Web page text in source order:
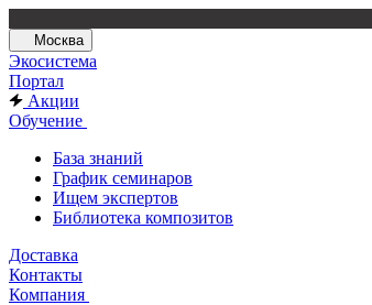
Москва
Экосистема
Портал
Акции
Обучение
База знаний
График семинаров
Ищем экспертов
Библиотека композитов
Доставка
Контакты
Компания